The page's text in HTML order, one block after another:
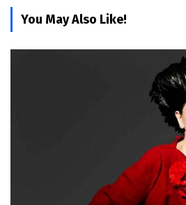
You May Also Like!